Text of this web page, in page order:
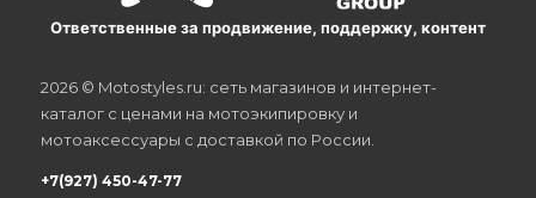
Ответственные за продвижение, поддержку, контент
2026 © Motostyles.ru: сеть магазинов и интернет-
каталог с ценами на мотоэкипировку и
мотоаксессуары с доставкой по России.
+7(927) 450-47-77